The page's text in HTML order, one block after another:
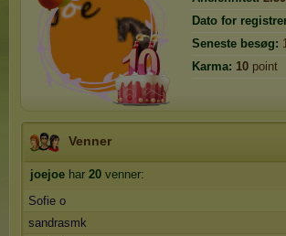
Dato for
Seneste besøg:
Karma: 10 point
Venner
joejoe har 20 venner:
Sofie o
sandrasmk